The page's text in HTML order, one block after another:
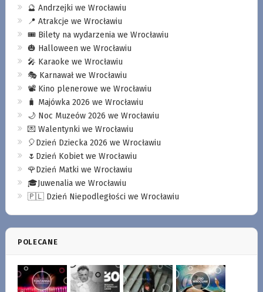
🔮 Andrzejki we Wrocławiu
📍 Atrakcje we Wrocławiu
🎟️ Bilety na wydarzenia we Wrocławiu
🎃 Halloween we Wrocławiu
🎤 Karaoke we Wrocławiu
🎭 Karnawał we Wrocławiu
📽️ Kino plenerowe we Wrocławiu
🧳 Majówka 2026 we Wrocławiu
🌙 Noc Muzeów 2026 we Wrocławiu
💌 Walentynki we Wrocławiu
🎈Dzień Dziecka 2026 we Wrocławiu
🌷Dzień Kobiet we Wrocławiu
🌹Dzień Matki we Wrocławiu
🎓Juwenalia we Wrocławiu
🇵🇱 Dzień Niepodległości we Wrocławiu
POLECANE